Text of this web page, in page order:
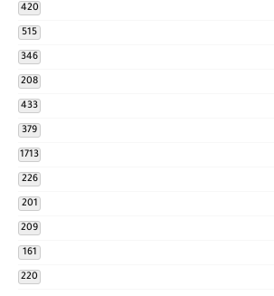
420
515
346
208
433
379
1713
226
201
209
161
220